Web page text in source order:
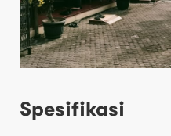
Spesifikasi